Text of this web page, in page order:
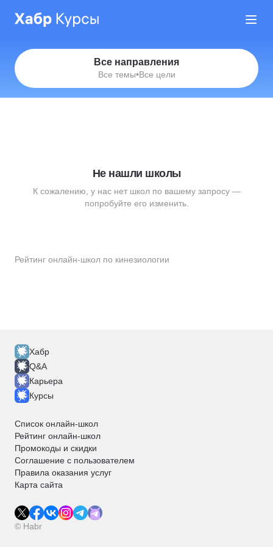
Все направления
Все темы•Все цели
Рейтинг онлайн-школ по кинезиологии
Не нашли школы
К сожалению, у нас нет школ по вашему запросу —
попробуйте его изменить.
Хабр
Q&A
Карьера
Курсы
Список онлайн-школ
Рейтинг онлайн-школ
Промокоды и скидки
Соглашение с пользователем
Правила оказания услуг
Карта сайта
© Habr